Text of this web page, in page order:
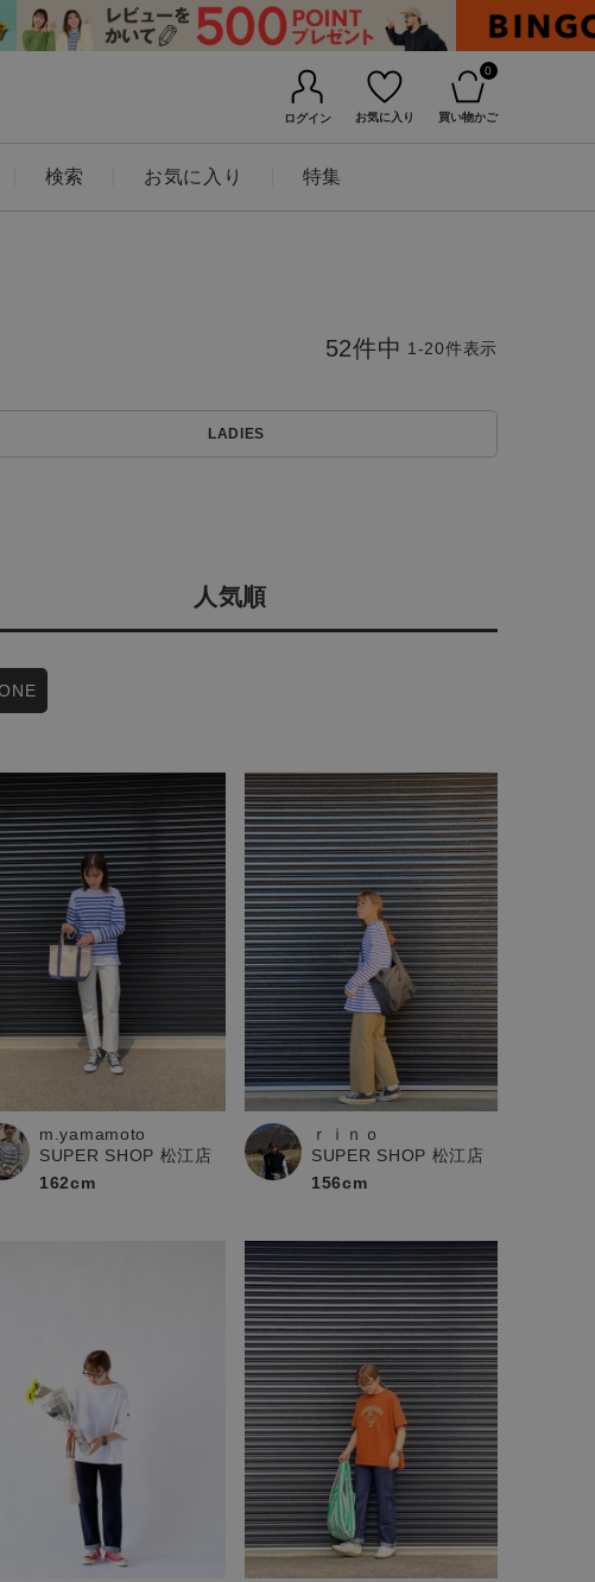
ログイン お気に入り
0
買い物かご
検索 お気に入り 特集
店舗一覧
会社概要
BINGOYA
無料公式アプリダウンロード
在庫なし含む
LADIES
人気順
52件中 1-20件表示
m.yamamoto
SUPER SHOP 松江店
162cm
ｒｉｎｏ
SUPER SHOP 松江店
156cm